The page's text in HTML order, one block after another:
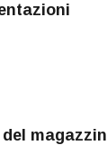
del